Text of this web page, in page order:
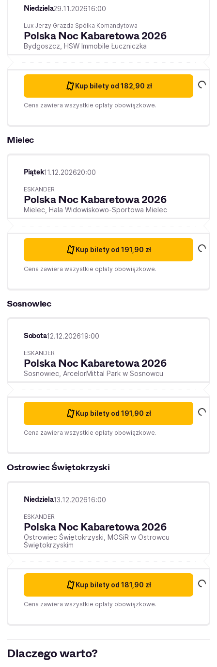
Niedziela29.11.202616:00
Lux Jerzy Grazda Spółka Komandytowa
Polska Noc Kabaretowa 2026
Bydgoszcz, HSW Immobile Łuczniczka
Kup bilety od 182,90 zł
Cena zawiera wszystkie opłaty obowiązkowe.
Mielec
Piątek11.12.202620:00
ESKANDER
Polska Noc Kabaretowa 2026
Mielec, Hala Widowiskowo-Sportowa Mielec
Kup bilety od 191,90 zł
Cena zawiera wszystkie opłaty obowiązkowe.
Sosnowiec
Sobota12.12.202619:00
ESKANDER
Polska Noc Kabaretowa 2026
Sosnowiec, ArcelorMittal Park w Sosnowcu
Kup bilety od 191,90 zł
Cena zawiera wszystkie opłaty obowiązkowe.
Ostrowiec Świętokrzyski
Niedziela13.12.202616:00
ESKANDER
Polska Noc Kabaretowa 2026
Ostrowiec Świętokrzyski, MOSiR w Ostrowcu
Świętokrzyskim
Kup bilety od 181,90 zł
Cena zawiera wszystkie opłaty obowiązkowe.
Dlaczego warto?